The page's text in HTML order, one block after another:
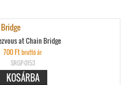
at Chain Bridge
700Ftbruttó ár
SRGP-0153
KOSÁRBA